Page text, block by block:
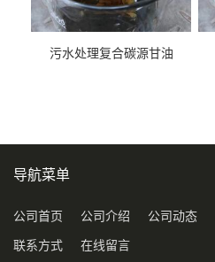
污水处理复合碳源甘油
导航菜单
公司首页 公司介绍 公司动态
联系方式 在线留言